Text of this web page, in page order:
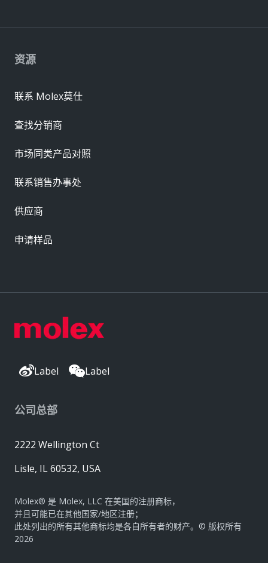
Label Label
公司总部
2222 Wellington Ct
Lisle, IL 60532, USA
Molex® 是 Molex, LLC 在美国的注册商标，
并且可能已在其他国家/地区注册；
此处列出的所有其他商标均是各自所有者的财产。© 版权所有
2026
资源
联系 Molex莫仕
查找分销商
市场同类产品对照
联系销售办事处
供应商
申请样品